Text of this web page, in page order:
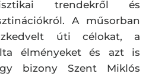
trendekről és
A műsorban
úti célokat, a
élményeket és azt is
bizony Szent Miklós